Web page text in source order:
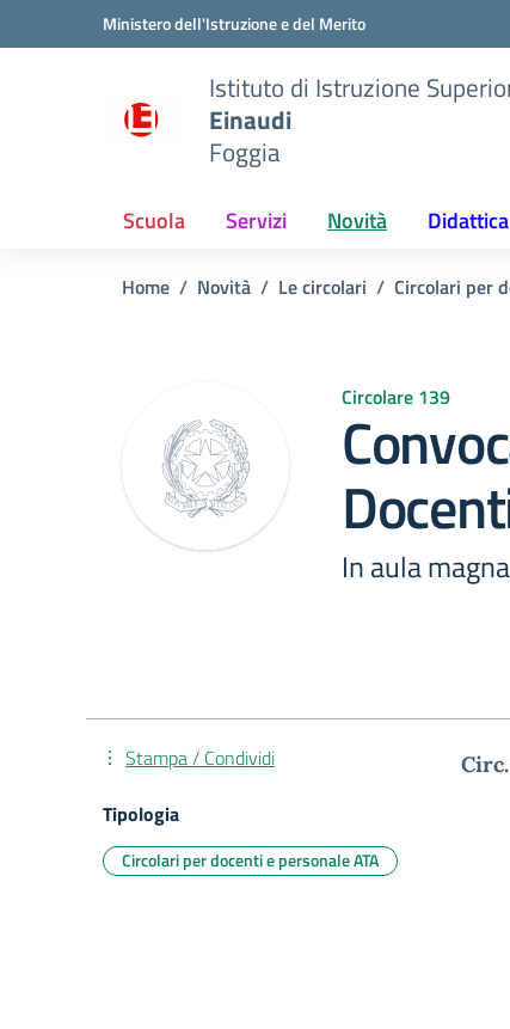
Vai ai contenuti
Vai al menu di navigazioneMinistero dell'Istruzione e del Merito
Istituto di Istruzione
Einaudi
Foggia
Scuola Servizi Novità Didattica
Home Novità Le circolari Circolari per
Circolare 139
In aula
Stampa / Condividi
Tipologia
Circolari per docenti e personale ATA